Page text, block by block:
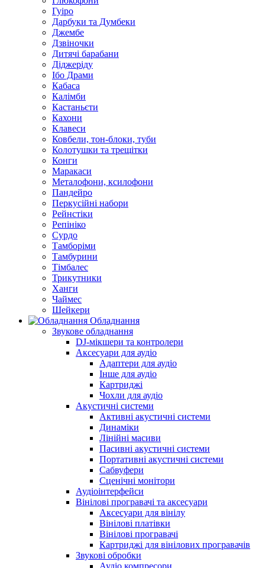
Гуіро
Дарбуки та Думбеки
Джембе
Дзвіночки
Дитячі барабани
Діджеріду
Ібо Драми
Кабаса
Калімби
Кастаньєти
Кахони
Клавеси
Ковбели, тон-блоки, туби
Колотушки та трещітки
Конги
Маракаси
Металофони, ксилофони
Пандейро
Перкусійні набори
Рейнстіки
Репініко
Сурдо
Тамборіми
Тамбурини
Тімбалес
Трикутники
Ханги
Чаймес
Шейкери
Обладнання
Звукове обладнання
DJ-мікшери та контролери
Аксесуари для аудіо
Адаптери для аудіо
Інше для аудіо
Картриджі
Чохли для аудіо
Акустичні системи
Активні акустичні системи
Динаміки
Лінійні масиви
Пасивні акустичні системи
Портативні акустичні системи
Сабвуфери
Сценічні монітори
Аудіоінтерфейси
Вінілові програвачі та аксесуари
Аксесуари для вінілу
Вінілові платівки
Вінілові програвачі
Картриджі для вінілових програвачів
Звукові обробки
Аудіо компресори